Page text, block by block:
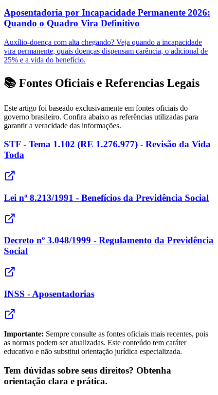
Aposentadoria por Incapacidade Permanente 2026:
Quando o Quadro Vira Definitivo
Auxílio-doença com alta chegando? Veja quando a incapacidade
vira permanente, quais doenças dispensam carência, o adicional de
25% e a vida do benefício.
📚 Fontes Oficiais e Referencias Legais
Este artigo foi baseado exclusivamente em fontes oficiais do
governo brasileiro. Confira abaixo as referências utilizadas para
garantir a veracidade das informações.
STF - Tema 1.102 (RE 1.276.977) - Revisão da Vida
Toda
Lei nº 8.213/1991 - Benefícios da Previdência Social
Decreto nº 3.048/1999 - Regulamento da Previdência
Social
INSS - Aposentadorias
Importante: Sempre consulte as fontes oficiais mais recentes, pois
as normas podem ser atualizadas. Este conteúdo tem caráter
educativo e não substitui orientação jurídica especializada.
Tem dúvidas sobre seus direitos? Obtenha
orientação clara e prática.